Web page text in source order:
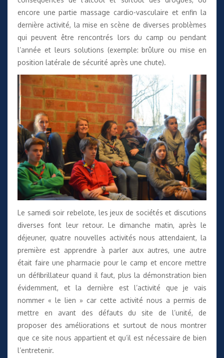
encore une partie massage cardio-vasculaire et enfin la
dernière activité, la mise en scène de diverses problèmes
qui peuvent être rencontrés lors du camp ou pendant
l’année et leurs solutions (exemple: brûlure ou mise en
position latérale de sécurité après une chute).
Le samedi soir rebelote, les jeux de sociétés et discutions
diverses font leur retour. Le dimanche matin, après le
déjeuner, quatre nouvelles activités nous attendaient, la
première est apprendre à parler aux autres, une autre
était faire une pharmacie pour le camp et encore mettre
un défibrillateur quand il faut, plus la démonstration bien
évidemment, et la dernière est l’activité que je vais
nommer « le lien » car cette activité nous a permis de
mettre en avant des défauts du site de l’unité, de
proposer des améliorations et surtout de nous montrer
que ce site nous appartient et qu’il est nécessaire de bien
l’entretenir.